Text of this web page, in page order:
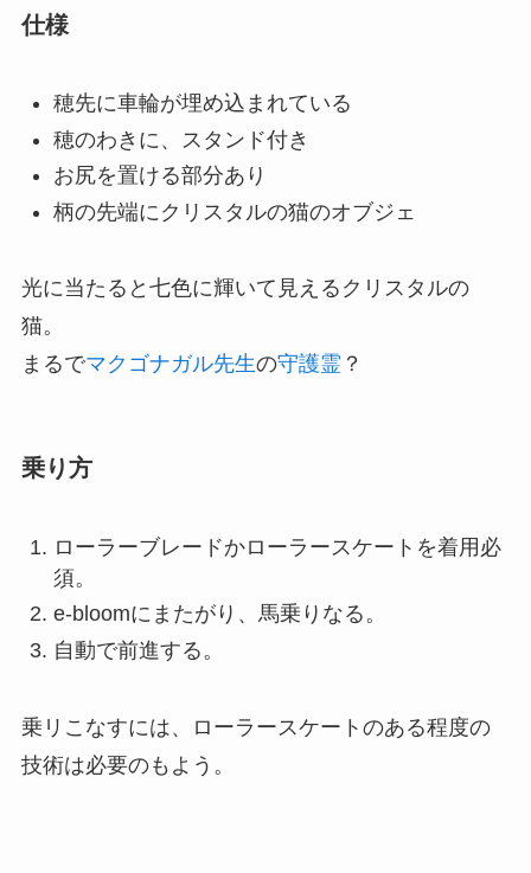
仕様
穂先に車輪が埋め込まれている
穂のわきに、スタンド付き
お尻を置ける部分あり
柄の先端にクリスタルの猫のオブジェ
光に当たると七色に輝いて見えるクリスタルの
猫。
まるでマクゴナガル先生の守護霊 ？
乗り方
ローラーブレードかローラースケートを着用必
須。
e-bloomにまたがり、馬乗りなる。
自動で前進する。
乗リこなすには、ローラースケートのある程度の
技術は必要のもよう。